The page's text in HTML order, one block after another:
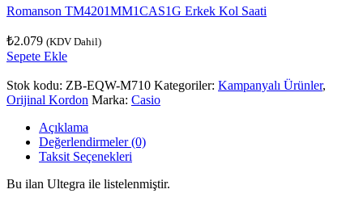
Romanson TM4201MM1CAS1G Erkek Kol Saati
₺2.079 (KDV Dahil)
Sepete Ekle
Stok kodu: ZB-EQW-M710 Kategoriler: Kampanyalı Ürünler,
Orijinal Kordon Marka: Casio
Açıklama
Değerlendirmeler (0)
Taksit Seçenekleri
Bu ilan Ultegra ile listelenmiştir.